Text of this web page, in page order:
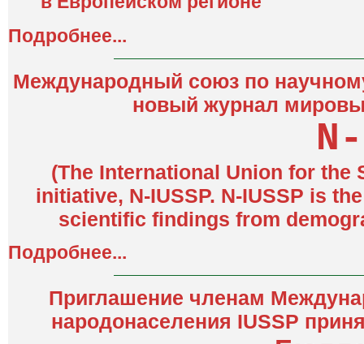
Подробнее...
Международный союз по
новый журнал
(The International Union for the
initiative, N-IUSSP. N-IUSSP is
scientific findings from
Подробнее...
Приглашение членам
народонаселения IUSSP